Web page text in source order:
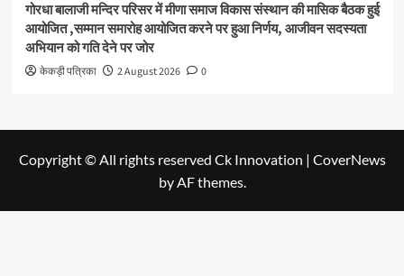
गोरधा बालाजी मन्दिर परिसर में मीणा समाज विकास संस्थान की मासिक बैठक हुई
आयोजित ,सम्मान समारोह आयोजित करने पर हुआ निर्णय, आजीवन सदस्यता
अभियान को गति देने पर जोर
केकड़ी पत्रिका 2 August 2026 0
Copyright © All rights reserved Ck Innovation | CoverNews
by AF themes.